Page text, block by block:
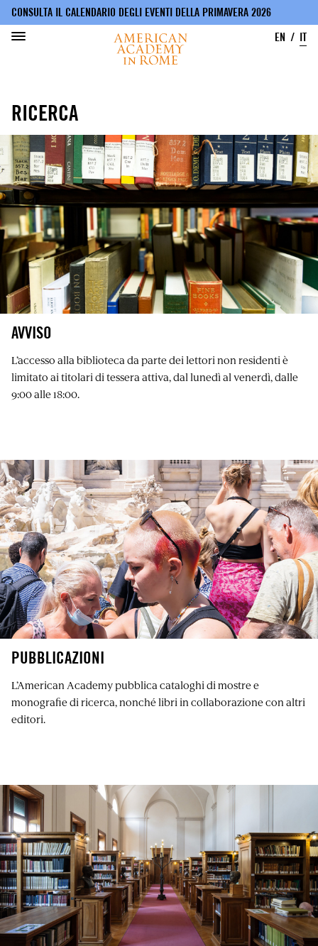
contenuto
principale
CONSULTA IL CALENDARIO DEGLI EVENTI DELLA PRIMAVERA 2026
EN
IT
RICERCA
AVVISO
L’accesso alla biblioteca da parte dei lettori non residenti è
limitato ai titolari di tessera attiva, dal lunedì al venerdì, dalle
9:00 alle 18:00.
PUBBLICAZIONI
L’American Academy pubblica cataloghi di mostre e
monografie di ricerca, nonché libri in collaborazione con altri
editori.